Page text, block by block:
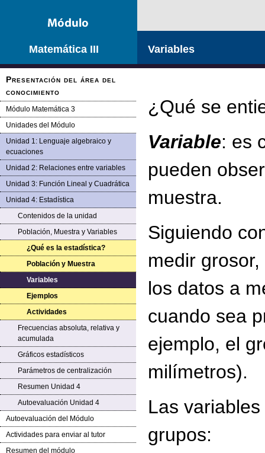
Matemática III
Presentación del área del
conocimiento
Módulo Matemática 3
Unidades del Módulo
Unidad 1: Lenguaje algebraico y
ecuaciones
Unidad 2: Relaciones entre variables
Unidad 3: Función Lineal y Cuadrática
Unidad 4: Estadística
Contenidos de la unidad
Población, Muestra y Variables
¿Qué es la estadística?
Población y Muestra
Variables
Ejemplos
Actividades
Frecuencias absoluta, relativa y
acumulada
Gráficos estadísticos
Parámetros de centralización
Resumen Unidad 4
Autoevaluación Unidad 4
Autoevaluación del Módulo
Actividades para enviar al tutor
Resumen del módulo
Variables
¿Qué se
Variable: es
pueden
muestra.
Siguiendo
medir
los datos a
cuando sea
ejemplo, el
milímetros).
Las
grupos: